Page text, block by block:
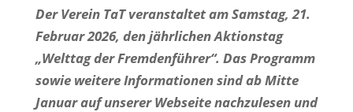
Der Verein TaT veranstaltet am Samstag, 21.
Februar 2026, den jährlichen Aktionstag
„Welttag der Fremdenführer“. Das Programm
sowie weitere Informationen sind ab Mitte
Januar auf unserer Webseite nachzulesen und